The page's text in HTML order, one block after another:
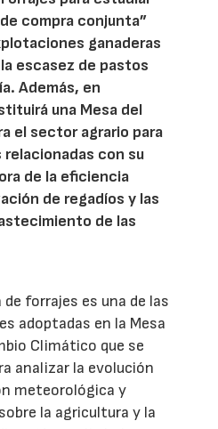
compra conjunta”
ganaderas
escasez de pastos
Además, en
una Mesa del
el sector agrario para
con su
de la eficiencia
de regadíos y las
de las
forrajes es una de las
adoptadas en la Mesa
Climático que se
analizar la evolución
meteorológica y
la agricultura y la